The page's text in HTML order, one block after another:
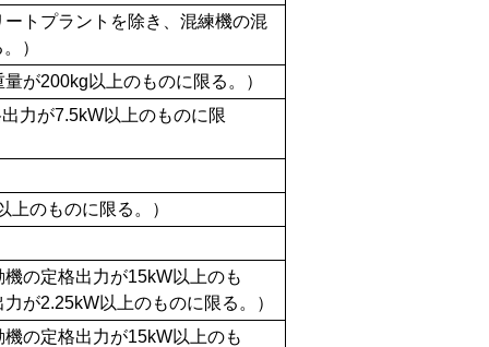
トプラントを除き、混練機の混
）
が200kg以上のものに限る。）
力が7.5kW以上のものに限
のものに限る。）
の定格出力が15kW以上のも
が2.25kW以上のものに限る。）
の定格出力が15kW以上のも